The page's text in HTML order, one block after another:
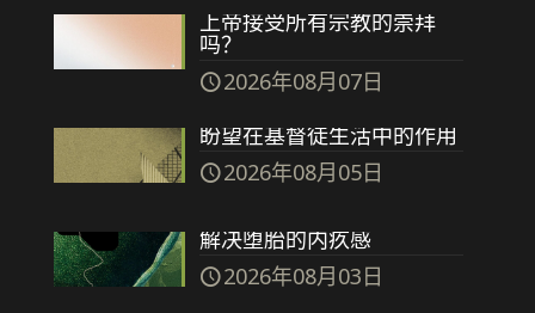
上帝接受所有宗教的崇拜
吗？
2026年08月07日
盼望在基督徒生活中的作用
2026年08月05日
解决堕胎的内疚感
2026年08月03日